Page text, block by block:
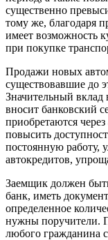
существенно
тому же, благодаря
имеет возможность
при покупке
Продажи новых
существовавшие до
Значительный вклад
вносит банковский
приобретаются
повысить
постоянную работу,
автокредитов,
Заемщик должен
банк, иметь
определенное
нужны поручители.
любого гражданина